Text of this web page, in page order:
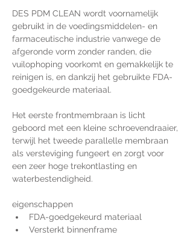
DES PDM CLEAN wordt voornamelijk
gebruikt in de voedingsmiddelen- en
farmaceutische industrie vanwege de
afgeronde vorm zonder randen, die
vuilophoping voorkomt en gemakkelijk te
reinigen is, en dankzij het gebruikte FDA-
goedgekeurde materiaal.
Het eerste frontmembraan is licht
geboord met een kleine schroevendraaier,
terwijl het tweede parallelle membraan
als versteviging fungeert en zorgt voor
een zeer hoge trekontlasting en
waterbestendigheid.
eigenschappen
FDA-goedgekeurd materiaal
Versterkt binnenframe